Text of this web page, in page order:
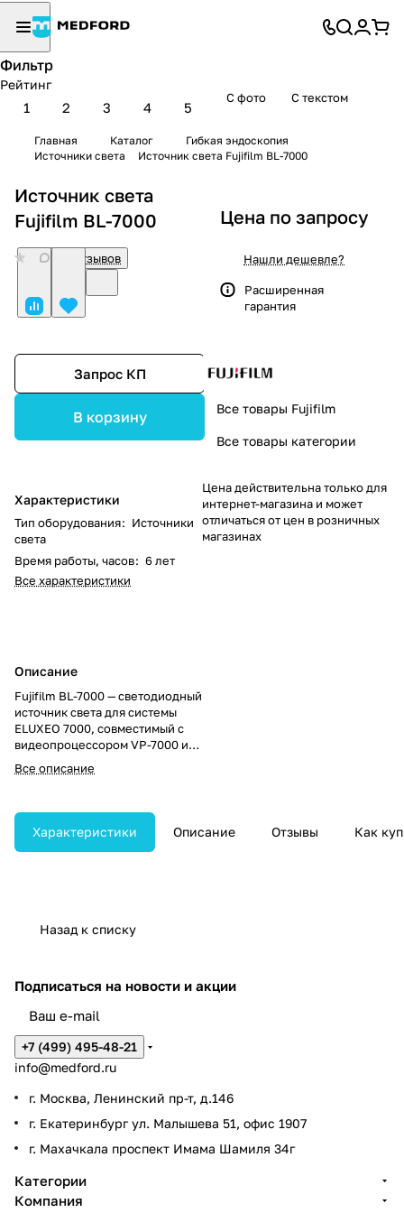
Фильтр
Рейтинг
1 2 3 4 5
С фото С текстом
Главная Каталог
Гибкая эндоскопия
Источники света
Источник света Fujifilm BL-7000
Источник света
Fujifilm BL-7000
Нет отзывов
Запрос КП
В корзину
Характеристики
Тип оборудования: Источники
света
Время работы, часов: 6 лет
Все характеристики
Описание
Fujifilm BL-7000 — светодиодный
источник света для системы
ELUXEO 7000, совместимый с
видеопроцессором VP-7000 и
эндоскопами серии 700.
Обеспечивает
для передовой
эндоскопической визуализации.
Все описание
Цена по запросу
Нашли дешевле?
Расширенная
гарантия
Все товары Fujifilm
Все товары категории
Цена действительна только для
интернет-магазина и может
отличаться от цен в розничных
магазинах
Характеристики Описание Отзывы Как
Назад к списку
Подписаться на новости и акции
+7 (499) 495-48-21
info@medford.ru
г. Москва, Ленинский пр-т, д.146
г. Екатеринбург ул. Малышева 51, офис 1907
г. Махачкала проспект Имама Шамиля 34г
Категории
Компания